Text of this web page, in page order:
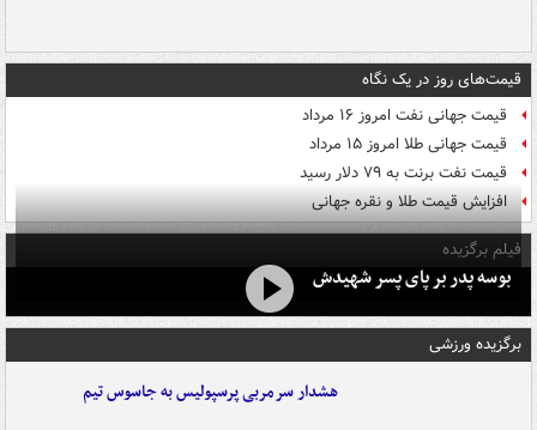
قیمت‌های روز در یک نگاه
قیمت جهانی نفت امروز ۱۶ مرداد
قیمت جهانی طلا امروز ۱۵ مرداد
قیمت نفت برنت به ۷۹ دلار رسید
افزایش قیمت طلا و نقره جهانی
فیلم برگزیده
بوسه‌ پدر بر پای پسر شهیدش
برگزیده ورزشی
هشدار سرمربی پرسپولیس به جاسوس تیم